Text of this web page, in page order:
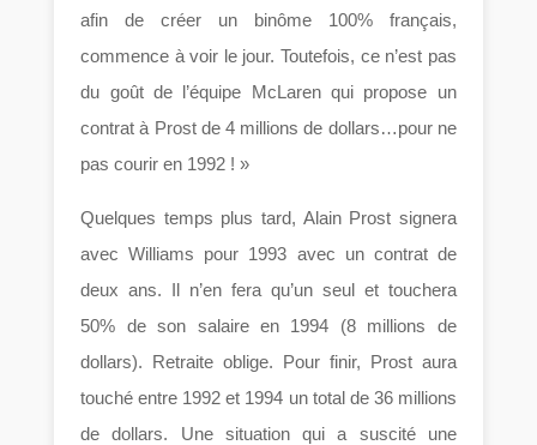
afin de créer un binôme 100% français,
commence à voir le jour. Toutefois, ce n’est pas
du goût de l’équipe McLaren qui propose un
contrat à Prost de 4 millions de dollars…pour ne
pas courir en 1992 ! »
Quelques temps plus tard, Alain Prost signera
avec Williams pour 1993 avec un contrat de
deux ans. Il n’en fera qu’un seul et touchera
50% de son salaire en 1994 (8 millions de
dollars). Retraite oblige. Pour finir, Prost aura
touché entre 1992 et 1994 un total de 36 millions
de dollars. Une situation qui a suscité une